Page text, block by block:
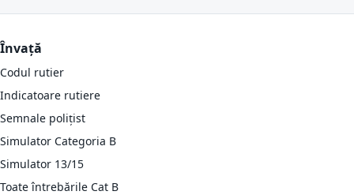
Învață
Codul rutier
Indicatoare rutiere
Semnale polițist
Simulator Categoria B
Simulator 13/15
Toate întrebările Cat B